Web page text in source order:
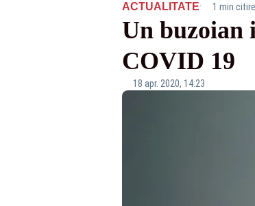
ACTUALITATE· 1 min citire
Un
COVID 19
18 apr. 2020, 14:23